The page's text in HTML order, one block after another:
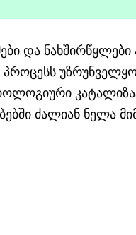
და
ძალიან ნელა